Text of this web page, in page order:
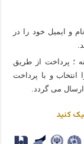
و ایمیل خود را در
؛ پرداخت از طریق
انتخاب و با پرداخت
ارسال می گردد.
کنید